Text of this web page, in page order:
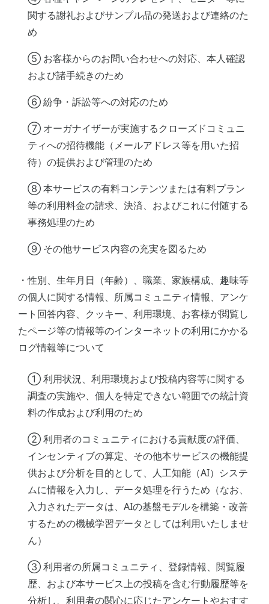
関する謝礼およびサンプル品の発送および連絡のた
め
⑤ お客様からのお問い合わせへの対応、本人確認
および諸手続きのため
⑥ 紛争・訴訟等への対応のため
⑦ オーガナイザーが実施するクローズドコミュニ
ティへの招待機能（メールアドレス等を用いた招
待）の提供および管理のため
⑧ 本サービスの有料コンテンツまたは有料プラン
等の利用料金の請求、決済、およびこれに付随する
事務処理のため
⑨ その他サービス内容の充実を図るため
・性別、生年月日（年齢）、職業、家族構成、趣味等
の個人に関する情報、所属コミュニティ情報、アンケ
ート回答内容、クッキー、利用環境、お客様が閲覧し
たページ等の情報等のインターネットの利用にかかる
ログ情報等について
① 利用状況、利用環境および投稿内容等に関する
調査の実施や、個人を特定できない範囲での統計資
料の作成および利用のため
② 利用者のコミュニティにおける貢献度の評価、
インセンティブの算定、その他本サービスの機能提
供および分析を目的として、人工知能（AI）システ
ムに情報を入力し、データ処理を行うため（なお、
入力されたデータは、AIの基盤モデルを構築・改善
するための機械学習データとしては利用いたしませ
ん）
③ 利用者の所属コミュニティ、登録情報、閲覧履
歴、および本サービス上の投稿を含む行動履歴等を
分析し、利用者の関心に応じたアンケートやおすす